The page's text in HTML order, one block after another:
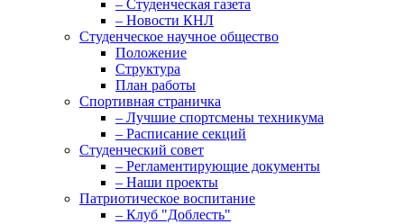
– Студенческая газета
– Новости КНЛ
Студенческое научное общество
Положение
Структура
План работы
Спортивная страничка
– Лучшие спортсмены техникума
– Расписание секций
Студенческий совет
– Регламентирующие документы
– Наши проекты
Патриотическое воспитание
– Клуб "Доблесть"